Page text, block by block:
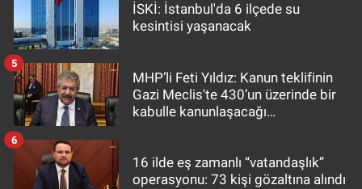
İSKİ: İstanbul'da 6 ilçede su
kesintisi yaşanacak
MHP’li Feti Yıldız: Kanun teklifinin
Gazi Meclis'te 430’un üzerinde bir
kabulle kanunlaşacağı
5
16 ilde eş zamanlı “vatandaşlık”
operasyonu: 73 kişi gözaltına alındı
6